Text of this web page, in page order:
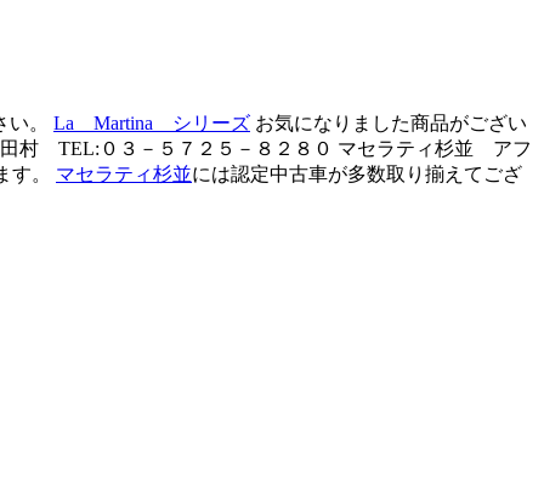
い。 La Martina シリーズ お気になりました商品がござい
村 TEL:０３－５７２５－８２８０ マセラティ杉並 アフ
す。 マセラティ杉並には認定中古車が多数取り揃えてござ